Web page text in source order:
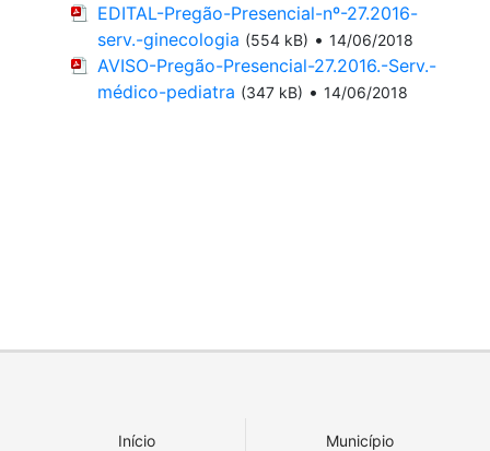
EDITAL-Pregão-Presencial-nº-27.2016-
serv.-ginecologia (554 kB) • 14/06/2018
AVISO-Pregão-Presencial-27.2016.-Serv.-
médico-pediatra (347 kB) • 14/06/2018
Início Município